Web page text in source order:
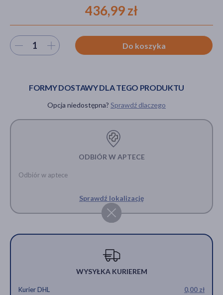
Hit
436,99 zł
Wybierz ilość Do koszyka
FORMY DOSTAWY DLA TEGO PRODUKTU
Opcja niedostępna? Sprawdź dlaczego
ODBIÓR W APTECE
Odbiór w aptece
Sprawdź lokalizację
WYSYŁKA KURIEREM
Kurier DHL
0,00 zł